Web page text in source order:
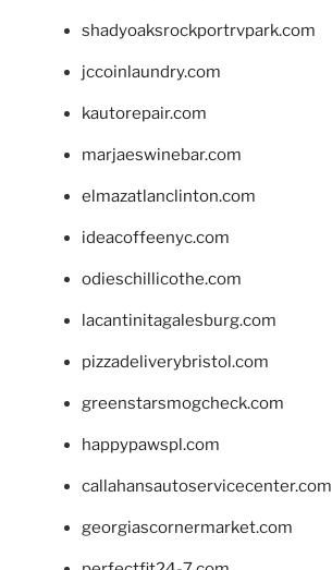
shadyoaksrockportrvpark.com
jccoinlaundry.com
kautorepair.com
marjaeswinebar.com
elmazatlanclinton.com
ideacoffeenyc.com
odieschillicothe.com
lacantinitagalesburg.com
pizzadeliverybristol.com
greenstarsmogcheck.com
happypawspl.com
callahansautoservicecenter.com
georgiascornermarket.com